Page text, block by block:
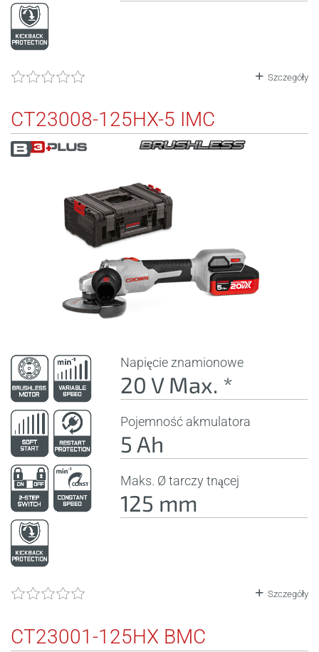
Szczegóły
CT23008-125HX-5 IMC
Napięcie znamionowe
20 V Max. *
Pojemność akmulatora
5 Ah
Maks. Ø tarczy tnącej
125 mm
Szczegóły
CT23001-125HX BMC